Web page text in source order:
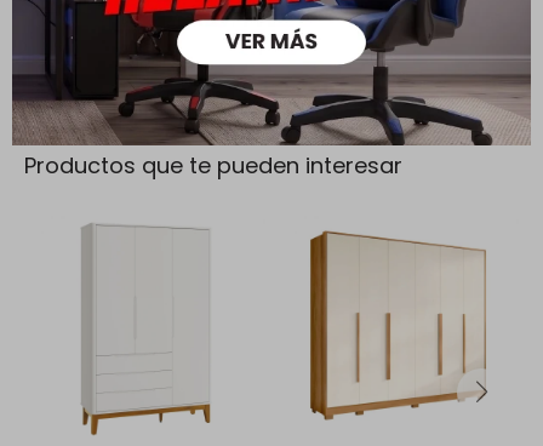
Productos que te pueden interesar